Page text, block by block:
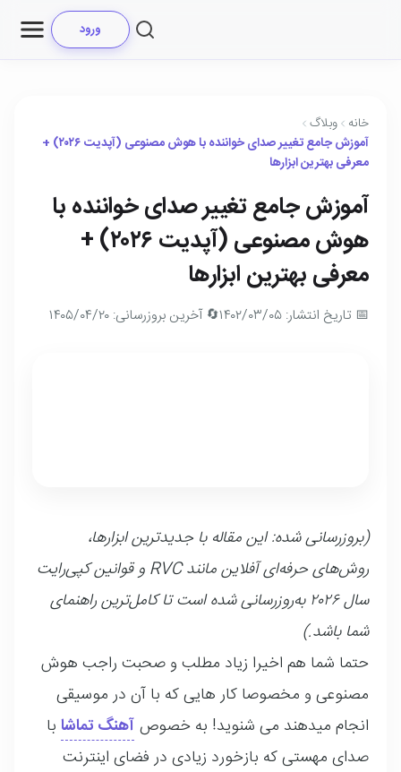
ورود
خانه
وبلاگ
آموزش جامع تغییر صدای خواننده با هوش مصنوعی (آپدیت ۲۰۲۶) +
معرفی بهترین ابزارها
آموزش جامع تغییر صدای خواننده با
هوش مصنوعی (آپدیت ۲۰۲۶) +
معرفی بهترین ابزارها
📅 تاریخ انتشار: ۱۴۰۲/۰۳/۰۵ 🔄 آخرین بروزرسانی: ۱۴۰۵/۰۴/۲۰
(بروزرسانی شده: این مقاله با جدیدترین ابزارها،
روش‌های حرفه‌ای آفلاین مانند RVC و قوانین کپی‌رایت
سال ۲۰۲۶ به‌روزرسانی شده است تا کامل‌ترین راهنمای
شما باشد.)
حتما شما هم اخیرا زیاد مطلب و صحبت راجب هوش
مصنوعی و مخصوصا کار هایی که با آن در موسیقی
انجام میدهند می شنوید! به خصوص آهنگ تماشا با
صدای مهستی که بازخورد زیادی در فضای اینترنت